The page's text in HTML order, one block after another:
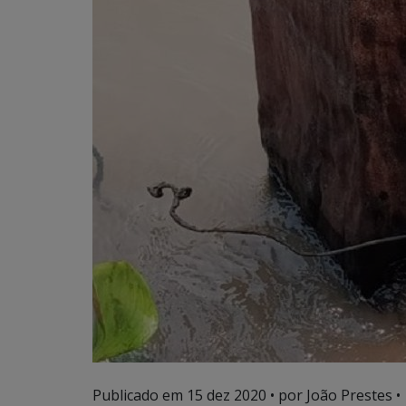
Publicado em 15 dez 2020 • por João Prestes •